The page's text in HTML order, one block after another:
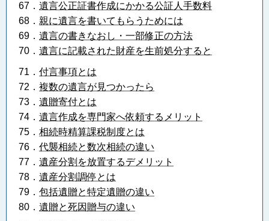
67． 遺言公正証書作成にかかる公証人手数料
68． 親に遺言を書いてもらうためには
69． 遺言の書きなおし・一部修正の方法
70． 遺言に記載された財産を生前処分すると
71． 付言事項とは
72． 複数の遺言が見つかったら
73． 遺贈寄付とは
74． 遺言作成を専門家へ依頼するメリット
75． 相続時精算課税制度とは
76． 代襲相続と数次相続の違い
77． 遺産分割を放置するデメリット
78． 遺産分割調停とは
79． 包括遺贈と特定遺贈の違い
80． 遺贈と死因贈与の違い